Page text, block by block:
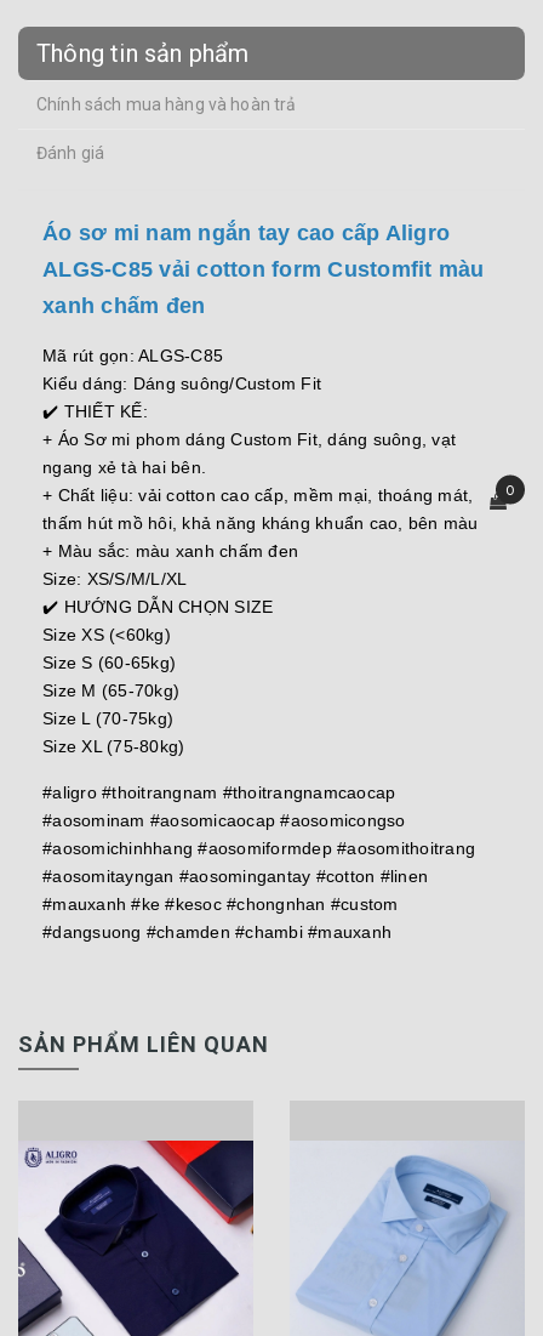
0
Thông tin sản phẩm
Chính sách mua hàng và hoàn trả
Đánh giá
Áo sơ mi nam ngắn tay cao cấp Aligro
ALGS-C85 vải cotton form Customfit màu
xanh chấm đen
Mã rút gọn: ALGS-C85
Kiểu dáng: Dáng suông/Custom Fit
✔️ THIẾT KẾ:
+ Áo Sơ mi phom dáng Custom Fit, dáng suông, vạt
ngang xẻ tà hai bên.
+ Chất liệu: vải cotton cao cấp, mềm mại, thoáng mát,
thấm hút mồ hôi, khả năng kháng khuẩn cao, bên màu
+ Màu sắc: màu xanh chấm đen
Size: XS/S/M/L/XL
✔️ HƯỚNG DẪN CHỌN SIZE
Size XS (<60kg)
Size S (60-65kg)
Size M (65-70kg)
Size L (70-75kg)
Size XL (75-80kg)
#aligro #thoitrangnam #thoitrangnamcaocap
#aosominam #aosomicaocap #aosomicongso
#aosomichinhhang #aosomiformdep #aosomithoitrang
#aosomitayngan #aosomingantay #cotton #linen
#mauxanh #ke #kesoc #chongnhan #custom
#dangsuong #chamden #chambi #mauxanh
SẢN PHẨM LIÊN QUAN